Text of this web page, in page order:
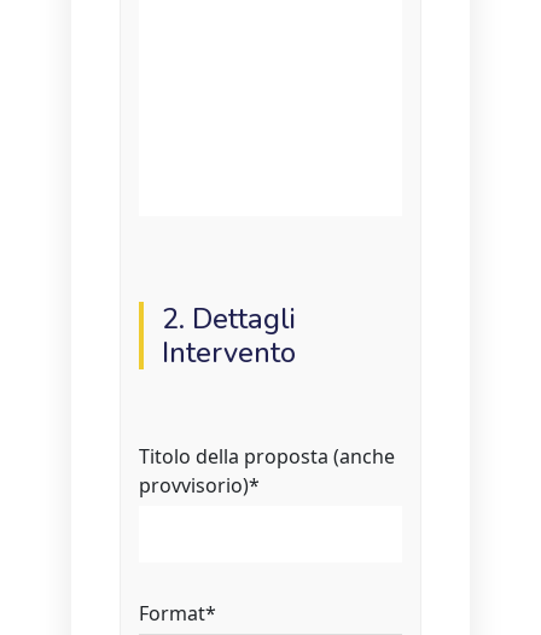
2. Dettagli
Intervento
Titolo della proposta (anche
provvisorio)*
Format*